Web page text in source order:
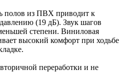
полов из ПВХ приводит к
(19 дБ). Звук шагов
степени. Виниловая
высокий комфорт при ходьбе
переработки и не